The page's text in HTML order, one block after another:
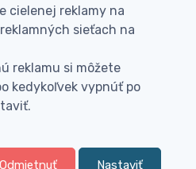
cielenej reklamy na
sieťach na
reklamu si môžete
kedykoľvek vypnúť po
Odmietnuť Nastaviť